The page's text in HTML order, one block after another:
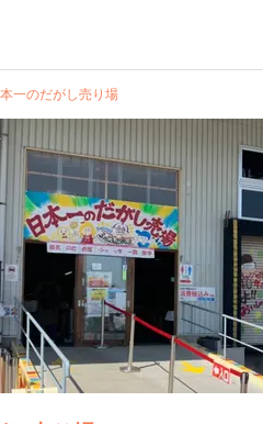
一のだがし売り場